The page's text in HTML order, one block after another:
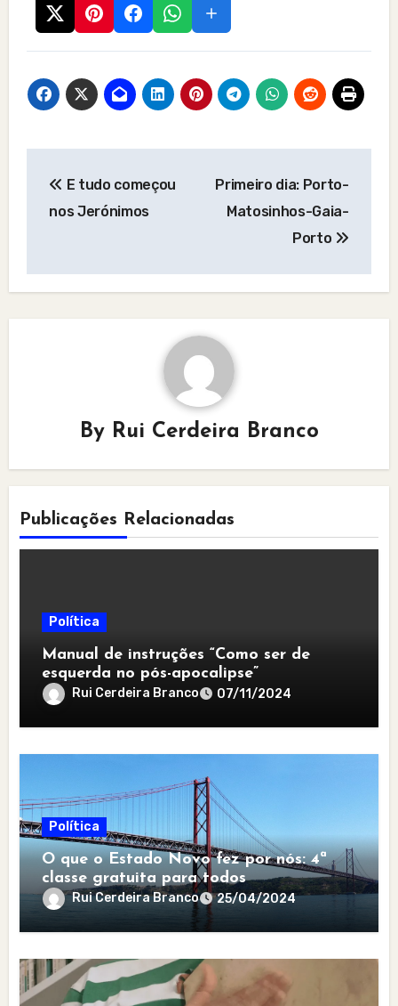
navigation
E tudo começou
nos Jerónimos
Primeiro dia: Porto-
Matosinhos-Gaia-
Porto
By Rui Cerdeira Branco
Publicações Relacionadas
Política
Manual de instruções “Como ser de
esquerda no pós-apocalipse”
Rui Cerdeira Branco 07/11/2024
Política
O que o Estado Novo fez por nós: 4ª
classe gratuita para todos
Rui Cerdeira Branco 25/04/2024